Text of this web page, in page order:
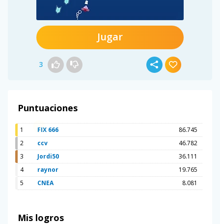
Jugar
3
Puntuaciones
1 FIX 666
86.745
2
ccv
46.782
3
Jordi50
36.111
4
raynor
19.765
5
CNEA 8.081
Mis logros